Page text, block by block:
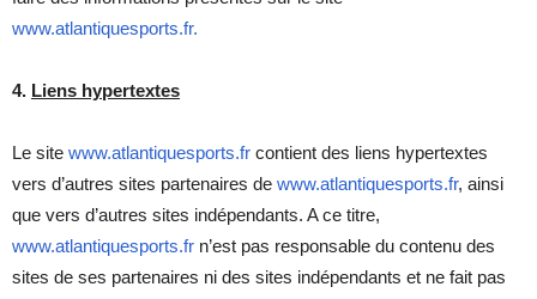
www.atlantiquesports.fr.
4. Liens hypertextes
Le site www.atlantiquesports.fr contient des liens hypertextes
vers d’autres sites partenaires de www.atlantiquesports.fr, ainsi
que vers d’autres sites indépendants. A ce titre,
www.atlantiquesports.fr n’est pas responsable du contenu des
sites de ses partenaires ni des sites indépendants et ne fait pas